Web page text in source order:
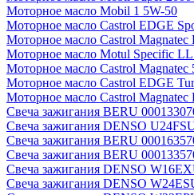
Моторное масло Mobil 1 5W-50
Моторное масло Castrol EDGE
Моторное масло Castrol Magnatec
Моторное масло Motul Specific
Моторное масло Castrol Magnatec
Моторное масло Castrol EDGE
Моторное масло Castrol Magnatec
Свеча зажигания BERU
Свеча зажигания DENSO
Свеча зажигания BERU
Свеча зажигания BERU
Свеча зажигания DENSO
Свеча зажигания DENSO